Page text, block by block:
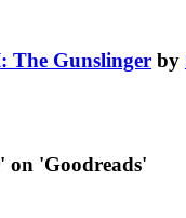
The Gunslinger by
on 'Goodreads'